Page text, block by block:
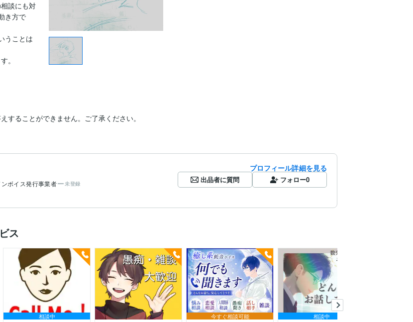
談にも対
き方で
うことは
。
することができません。ご了承ください。
ンボイス発行事業者 未登録
プロフィール詳細を見る
出品者に質問 フォロー0
ス
相談中
今すぐ相談可能
相談中